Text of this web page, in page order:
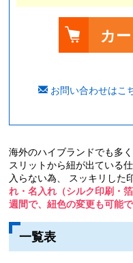
カ
お問い合わせはこ
海外のハイブランドでも多
スリットから紐が出ている
入らない為、 スッキリした
れ・名入れ（シルク印刷・
週間で、紐色の変更も可能で
一覧表